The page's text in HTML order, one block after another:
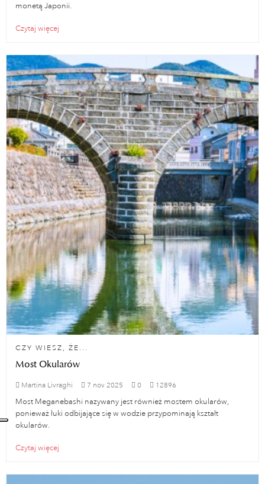
monetą Japonii.
Czytaj więcej
CZY WIESZ, ŻE...
Most Okularów
Martina Livraghi 7 nov 2025 0 12896
Most Meganebashi nazywany jest również mostem okularów,
ponieważ łuki odbijające się w wodzie przypominają kształt
okularów.
Czytaj więcej